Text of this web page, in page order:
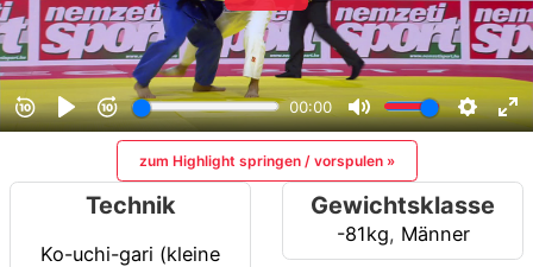
zum Highlight springen / vorspulen »
Technik
Ko-uchi-gari (kleine
Gewichtsklasse
-81kg, Männer